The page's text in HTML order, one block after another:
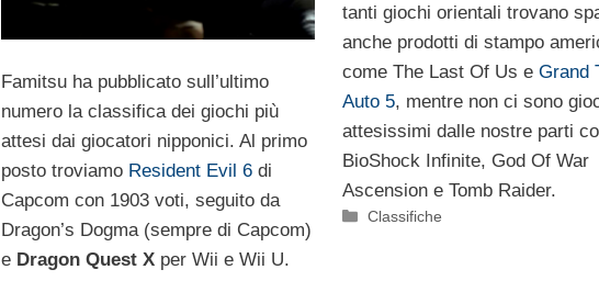
tanti giochi orientali trovano
anche prodotti di stampo
come The Last Of Us e Grand
Auto 5, mentre non ci sono
attesissimi dalle nostre parti
BioShock Infinite, God Of War
Ascension e Tomb Raider.
Categorie
Classifiche
Famitsu ha pubblicato sull’ultimo
numero la classifica dei giochi più
attesi dai giocatori nipponici. Al primo
posto troviamo Resident Evil 6di
Capcom con 1903 voti, seguito da
Dragon’s Dogma (sempre di Capcom)
e Dragon Quest Xper Wii e Wii U.